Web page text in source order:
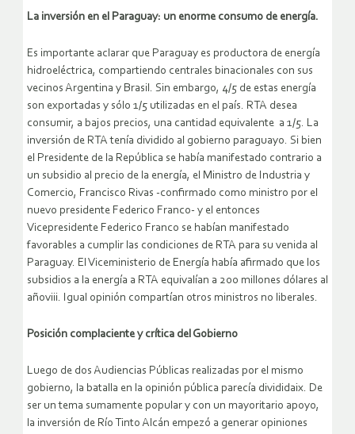
La inversión en el Paraguay: un enorme consumo de energía.
Es importante aclarar que Paraguay es productora de energía
hidroeléctrica, compartiendo centrales binacionales con sus
vecinos Argentina y Brasil. Sin embargo, 4/5 de estas energía
son exportadas y sólo 1/5 utilizadas en el país. RTA desea
consumir, a bajos precios, una cantidad equivalente a 1/5. La
inversión de RTA tenía dividido al gobierno paraguayo. Si bien
el Presidente de la República se había manifestado contrario a
un subsidio al precio de la energía, el Ministro de Industria y
Comercio, Francisco Rivas -confirmado como ministro por el
nuevo presidente Federico Franco- y el entonces
Vicepresidente Federico Franco se habían manifestado
favorables a cumplir las condiciones de RTA para su venida al
Paraguay. El Viceministerio de Energía había afirmado que los
subsidios a la energía a RTA equivalían a 200 millones dólares al
añoviii. Igual opinión compartían otros ministros no liberales.
Posición complaciente y crítica del Gobierno
Luego de dos Audiencias Públicas realizadas por el mismo
gobierno, la batalla en la opinión pública parecía divididaix. De
ser un tema sumamente popular y con un mayoritario apoyo,
la inversión de Río Tinto Alcán empezó a generar opiniones